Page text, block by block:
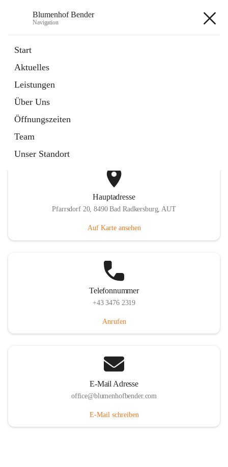
Blumenhof Bender
Navigation
Start
Aktuelles
Leistungen
Über Uns
Öffnungszeiten
Team
Unser Standort
Externe Webseite
in
Tab
INSTAGRAM
Externe Webseite
öffnet
in
neuem
Tab
Hauptadresse
Pfarrsdorf 20, 8490 Bad Radkersburg, AUT
Auf Karte ansehen
Telefonnummer
+43 3476 2319
Anrufen
E-Mail Adresse
office@blumenhofbender.com
E-Mail schreiben